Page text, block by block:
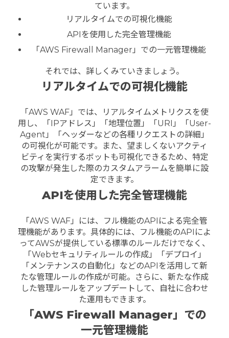
ています。
リアルタイムでの可視化機能
APIを使用した完全管理機能
「AWS Firewall Manager」での一元管理機能
それでは、詳しくみていきましょう。
リアルタイムでの可視化機能
「AWS WAF」では、リアルタイムメトリクスを使
用し、「IPアドレス」「地理位置」「URI」「User-
Agent」「ヘッダーなどの各種リクエストの詳細」
の可視化が可能です。また、望ましくないアクティ
ビティを実行するボットも可視化できるため、特定
の攻撃が発生した際のカスタムアラームを簡単に設
定できます。
APIを使用した完全管理機能
「AWS WAF」には、フル機能のAPIによる完全管
理機能があります。 具体的には、フル機能のAPIによ
ってAWSが提供している標準のルールだけでなく、
「Webセキュリティルールの作成」「デプロイ」
「メンテナンスの自動化」などのAPIを活用して新
たな管理ルールの作成が可能。さらに、新たな作成
した管理ルールをアップデートして、自社に合わせ
た運用もできます。
「AWS Firewall Manager」での
一元管理機能